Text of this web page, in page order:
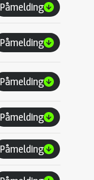
Påmelding
Påmelding
Påmelding
Påmelding
Påmelding